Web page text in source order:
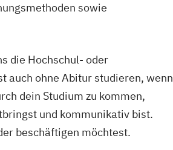
sowie
die Hochschul- oder
auch ohne Abitur studieren, wenn
dein Studium zu kommen,
und kommunikativ bist.
beschäftigen möchtest.